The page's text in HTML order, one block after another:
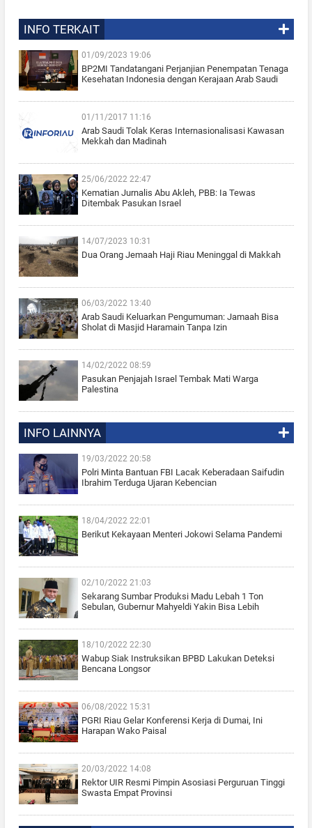
INFO TERKAIT
01/09/2023 19:06
BP2MI Tandatangani Perjanjian Penempatan Tenaga
Kesehatan Indonesia dengan Kerajaan Arab Saudi
01/11/2017 11:16
Arab Saudi Tolak Keras Internasionalisasi Kawasan
Mekkah dan Madinah
25/06/2022 22:47
Kematian Jurnalis Abu Akleh, PBB: Ia Tewas
Ditembak Pasukan Israel
14/07/2023 10:31
Dua Orang Jemaah Haji Riau Meninggal di Makkah
06/03/2022 13:40
Arab Saudi Keluarkan Pengumuman: Jamaah Bisa
Sholat di Masjid Haramain Tanpa Izin
14/02/2022 08:59
Pasukan Penjajah Israel Tembak Mati Warga
Palestina
INFO LAINNYA
19/03/2022 20:58
Polri Minta Bantuan FBI Lacak Keberadaan Saifudin
Ibrahim Terduga Ujaran Kebencian
18/04/2022 22:01
Berikut Kekayaan Menteri Jokowi Selama Pandemi
02/10/2022 21:03
Sekarang Sumbar Produksi Madu Lebah 1 Ton
Sebulan, Gubernur Mahyeldi Yakin Bisa Lebih
18/10/2022 22:30
Wabup Siak Instruksikan BPBD Lakukan Deteksi
Bencana Longsor
06/08/2022 15:31
PGRI Riau Gelar Konferensi Kerja di Dumai, Ini
Harapan Wako Paisal
20/03/2022 14:08
Rektor UIR Resmi Pimpin Asosiasi Perguruan Tinggi
Swasta Empat Provinsi